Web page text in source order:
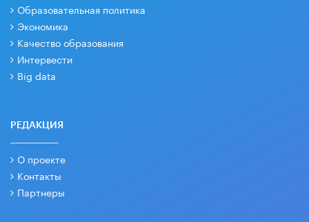
Образовательная политика
Экономика
Качество образования
Интервести
Big data
РЕДАКЦИЯ
О проекте
Контакты
Партнеры